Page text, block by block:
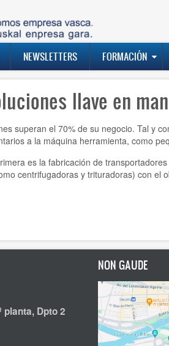
NEWSLETTERS FORMACIÓN
llave en
superan el 70% de su negocio. Tal y
a la máquina herramienta, como
es la fabricación de
centrifugadoras y trituradoras) con
planta, Dpto 2
NON GAUDE